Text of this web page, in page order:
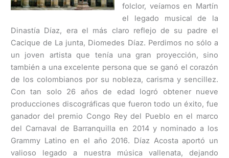
folclor, veíamos en Martín
el legado musical de la
Dinastía Díaz, era el más claro reflejo de su padre el
Cacique de La junta, Diomedes Díaz. Perdimos no sólo a
un joven artista que tenía una gran proyección, sino
también a una excelente persona que se ganó el corazón
de los colombianos por su nobleza, carisma y sencillez.
Con tan solo 26 años de edad logró obtener nueve
producciones discográficas que fueron todo un éxito, fue
ganador del premio Congo Rey del Pueblo en el marco
del Carnaval de Barranquilla en 2014 y nominado a los
Grammy Latino en el año 2016. Díaz Acosta aportó un
valioso legado a nuestra música vallenata, dejando